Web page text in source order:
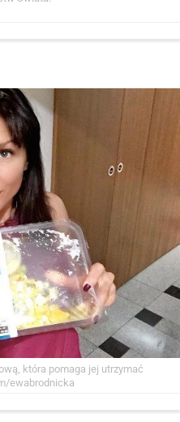
która pomaga jej utrzymać
ewabrodnicka